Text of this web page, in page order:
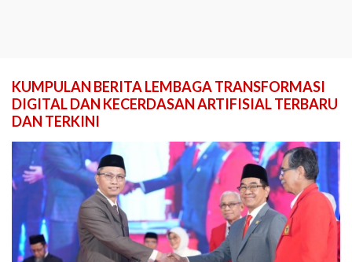
KUMPULAN BERITA LEMBAGA TRANSFORMASI
DIGITAL DAN KECERDASAN ARTIFISIAL TERBARU
DAN TERKINI